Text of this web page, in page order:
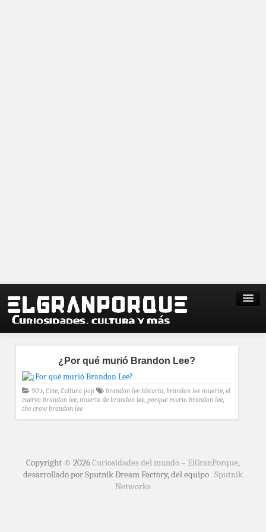
¿Por qué murió Brandon Lee?
90's, Cine, Cultura pop brandon lee historia, brandon lee muerte, el
cuervo brandon lee, muerte de brandon lee, porque murio brandon lee,
the crow brandon lee
Copyright © 2026Curiosidades del mundo – ElGranPorque,
desarrollado por Sputnik Dream Factory, del equipo Sputnik
Networks